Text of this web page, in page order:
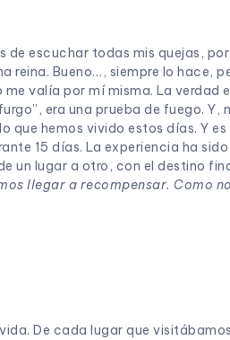
de escuchar todas mis quejas,
Bueno…, siempre lo hace,
valía por mí misma. La verdad
era una prueba de fuego. Y,
hemos vivido estos días. Y
15 días. La experiencia ha
un lugar a otro, con el destino
llegar a recompensar. Como
De cada lugar que